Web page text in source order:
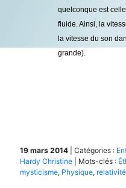
quelconque est
fluide. Ainsi, la
la vitesse du son
grande).
19 mars 2014 Catégories :
Hardy Christine
Mots-clés :
mysticisme, Physique, relativité